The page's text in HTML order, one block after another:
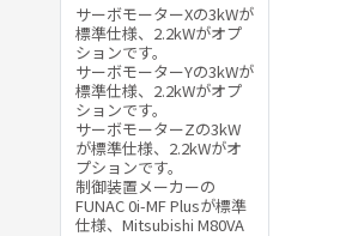
サーボモーターXの3kWが
標準仕様、2.2kWがオプ
ションです。
サーボモーターYの3kWが
標準仕様、2.2kWがオプ
ションです。
サーボモーターZの3kW
が標準仕様、2.2kWがオ
プションです。
制御装置メーカーの
FUNAC 0i-MF Plusが標準
仕様、Mitsubishi M80VA